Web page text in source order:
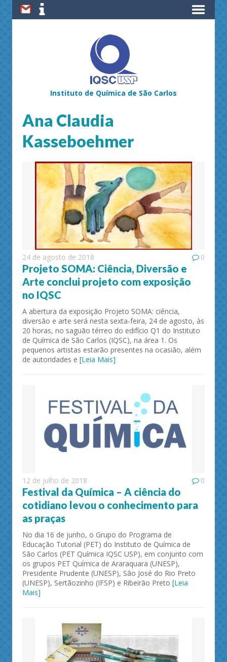
Instituto de Química de São Carlos
Ana Claudia
Kasseboehmer
24 de agosto de 2018 0
Projeto SOMA: Ciência, Diversão e
Arte conclui projeto com exposição
no IQSC
A abertura da exposição Projeto SOMA: ciência,
diversão e arte será nesta sexta-feira, 24 de agosto, às
20 horas, no saguão térreo do edifício Q1 do Instituto
de Química de São Carlos (IQSC), na área 1. Os
pequenos artistas estarão presentes na ocasião, além
de autoridades e [Leia Mais]
12 de julho de 2018 0
Festival da Química – A ciência do
cotidiano levou o conhecimento para
as praças
No dia 16 de junho, o Grupo do Programa de
Educação Tutorial (PET) do Instituto de Química de
São Carlos (PET Química IQSC USP), em conjunto com
os grupos PET Química de Araraquara (UNESP),
Presidente Prudente (UNESP), São José do Rio Preto
(UNESP), Sertãozinho (IFSP) e Ribeirão Preto [Leia
Mais]